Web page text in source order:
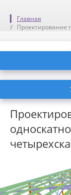
Главная
Проектирование